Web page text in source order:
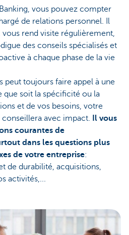
vous pouvez compter
de relations personnel. Il
rend visite régulièrement,
des conseils spécialisés et
à chaque phase de la vie
peut toujours faire appel à une
que soit la spécificité ou la
et de vos besoins, votre
avec impact.
Il vous
courantes de
dans les questions plus
de votre entreprise:
de durabilité, acquisitions,
activités,...